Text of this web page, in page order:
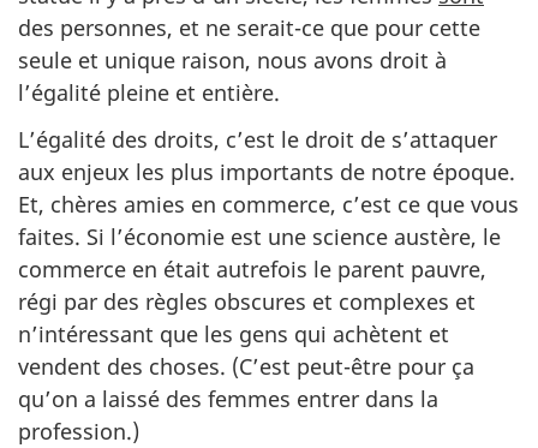
des personnes, et ne serait-ce que pour cette
seule et unique raison, nous avons droit à
l’égalité pleine et entière.
L’égalité des droits, c’est le droit de s’attaquer
aux enjeux les plus importants de notre époque.
Et, chères amies en commerce, c’est ce que vous
faites. Si l’économie est une science austère, le
commerce en était autrefois le parent pauvre,
régi par des règles obscures et complexes et
n’intéressant que les gens qui achètent et
vendent des choses. (C’est peut-être pour ça
qu’on a laissé des femmes entrer dans la
profession.)